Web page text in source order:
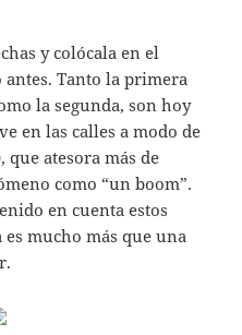
y colócala en el
Tanto la primera
la segunda, son hoy
en las calles a modo de
que atesora más de
como “un boom”.
en cuenta estos
mucho más que una